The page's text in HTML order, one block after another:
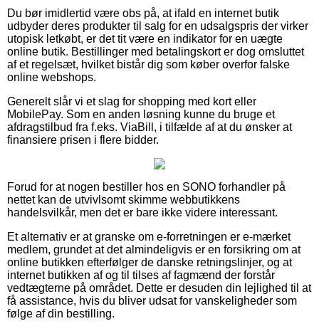
Du bør imidlertid være obs på, at ifald en internet butik
udbyder deres produkter til salg for en udsalgspris der virker
utopisk letkøbt, er det tit være en indikator for en uægte
online butik. Bestillinger med betalingskort er dog omsluttet
af et regelsæt, hvilket bistår dig som køber overfor falske
online webshops.
Generelt slår vi et slag for shopping med kort eller
MobilePay. Som en anden løsning kunne du bruge et
afdragstilbud fra f.eks. ViaBill, i tilfælde af at du ønsker at
finansiere prisen i flere bidder.
Forud for at nogen bestiller hos en SONO forhandler på
nettet kan de utvivlsomt skimme webbutikkens
handelsvilkår, men det er bare ikke videre interessant.
Et alternativ er at granske om e-forretningen er e-mærket
medlem, grundet at det almindeligvis er en forsikring om at
online butikken efterfølger de danske retningslinjer, og at
internet butikken af og til tilses af fagmænd der forstår
vedtægterne på området. Dette er desuden din lejlighed til at
få assistance, hvis du bliver udsat for vanskeligheder som
følge af din bestilling.